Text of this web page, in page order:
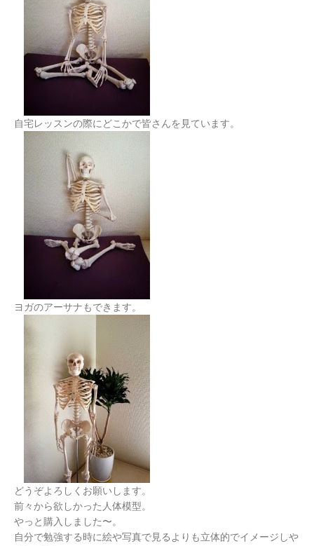
自宅レッスンの際にどこかで皆さんを見ています。
ヨガのアーサナもできます。
どうぞよろしくお願いします。
前々から欲しかった人体模型。
やっと購入しました〜。
自分で勉強する時に絵や写真で見るよりも立体的でイメージしや